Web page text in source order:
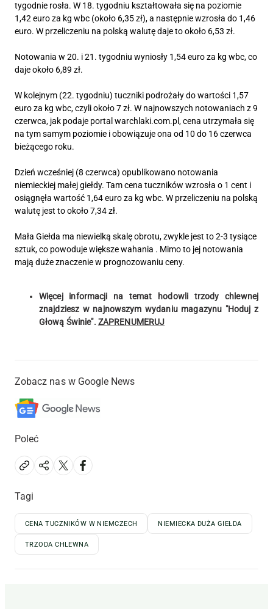
tygodnie rosła. W 18. tygodniu kształtowała się na poziomie
1,42 euro za kg wbc (około 6,35 zł), a następnie wzrosła do 1,46
euro. W przeliczeniu na polską walutę daje to około 6,53 zł.
Notowania w 20. i 21. tygodniu wyniosły 1,54 euro za kg wbc, co
daje około 6,89 zł.
W kolejnym (22. tygodniu) tuczniki podrożały do wartości 1,57
euro za kg wbc, czyli około 7 zł. W najnowszych notowaniach z 9
czerwca, jak podaje portal warchlaki.com.pl, cena utrzymała się
na tym samym poziomie i obowiązuje ona od 10 do 16 czerwca
bieżącego roku.
Dzień wcześniej (8 czerwca) opublikowano notowania
niemieckiej małej giełdy. Tam cena tuczników wzrosła o 1 cent i
osiągnęła wartość 1,64 euro za kg wbc. W przeliczeniu na polską
walutę jest to około 7,34 zł.
Mała Giełda ma niewielką skalę obrotu, zwykle jest to 2-3 tysiące
sztuk, co powoduje większe wahania . Mimo to jej notowania
mają duże znaczenie w prognozowaniu ceny.
Więcej informacji na temat hodowli trzody chlewnej
znajdziesz w najnowszym wydaniu magazynu "Hoduj z
Głową Świnie". ZAPRENUMERUJ
Zobacz nas w Google News
Poleć
Tagi
CENA TUCZNIKÓW W NIEMCZECH NIEMIECKA DUŻA GIEŁDA
TRZODA CHLEWNA